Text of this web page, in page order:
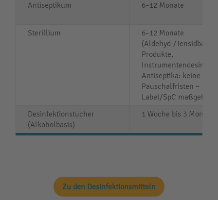
Antiseptikum 6–12 Monate
Sterillium
6–12 Monate
(Aldehyd-/
Produkte,
Antiseptika: keine
Pauschalfristen –
Label/SpC
Desinfektionstücher
(Alkoholbasis)
1 Woche bis 3 Monate
Zu den Desinfektionsmitteln